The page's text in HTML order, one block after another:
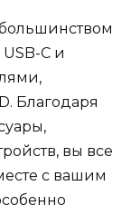
C и
Благодаря
вы все
с вашим